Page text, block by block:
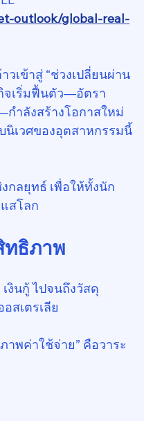
outlook/global-real-
เข้าสู่ “ช่วงเปลี่ยนผ่าน
จเริ่มฟื้นตัว—อัตรา
กำลังสร้างโอกาสใหม่
นิเวศของอุตสาหกรรมนี้
ลยุทธ์ เพื่อให้ทั้งนัก
สโลก
ทธิภาพ
นกู้ ไปจนถึงวัสดุ
สเตรเลีย
าพค่าใช้จ่าย” คือวาระ